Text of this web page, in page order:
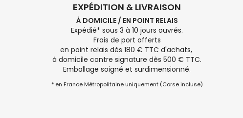
EXPÉDITION & LIVRAISON
À DOMICILE / EN POINT RELAIS
Expédié* sous 3 à 10 jours ouvrés.
Frais de port offerts
en point relais dès 180 € TTC d'achats,
à domicile contre signature dès 500 € TTC.
Emballage soigné et surdimensionné.
* en France Métropolitaine uniquement (Corse incluse)